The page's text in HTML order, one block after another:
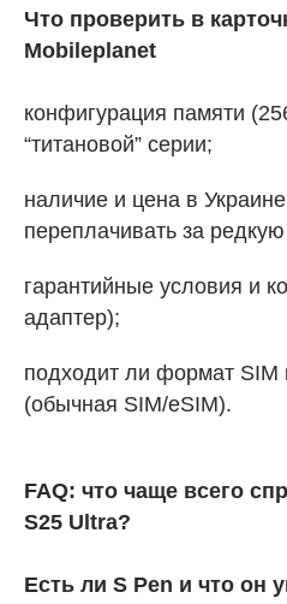
Что проверить в
Mobileplanet
конфигурация памяти
“титановой” серии;
наличие и цена в
переплачивать за
гарантийные условия и
адаптер);
подходит ли формат SIM
(обычная SIM/eSIM).
FAQ: что чаще всего
S25 Ultra?
Есть ли S Pen и что он